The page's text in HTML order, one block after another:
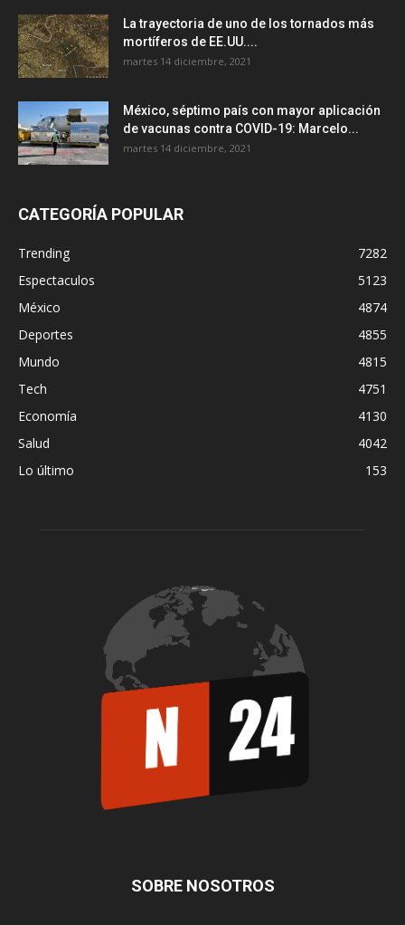
La trayectoria de uno de los tornados más
mortíferos de EE.UU....
martes 14 diciembre, 2021
México, séptimo país con mayor aplicación
de vacunas contra COVID-19: Marcelo...
martes 14 diciembre, 2021
CATEGORÍA POPULAR
Trending
7282
Espectaculos
5123
México
4874
Deportes
4855
Mundo
4815
Tech
4751
Economía
4130
Salud
4042
Lo último
153
SOBRE NOSOTROS